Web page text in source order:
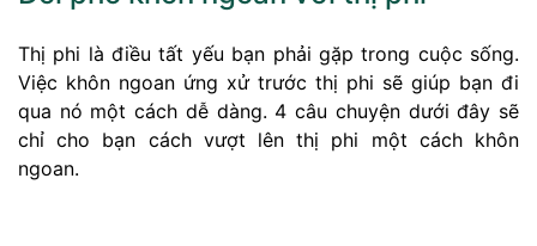
Thị phi là điều tất yếu bạn phải gặp trong cuộc sống.
Việc khôn ngoan ứng xử trước thị phi sẽ giúp bạn đi
qua nó một cách dễ dàng. 4 câu chuyện dưới đây sẽ
chỉ cho bạn cách vượt lên thị phi một cách khôn
ngoan.